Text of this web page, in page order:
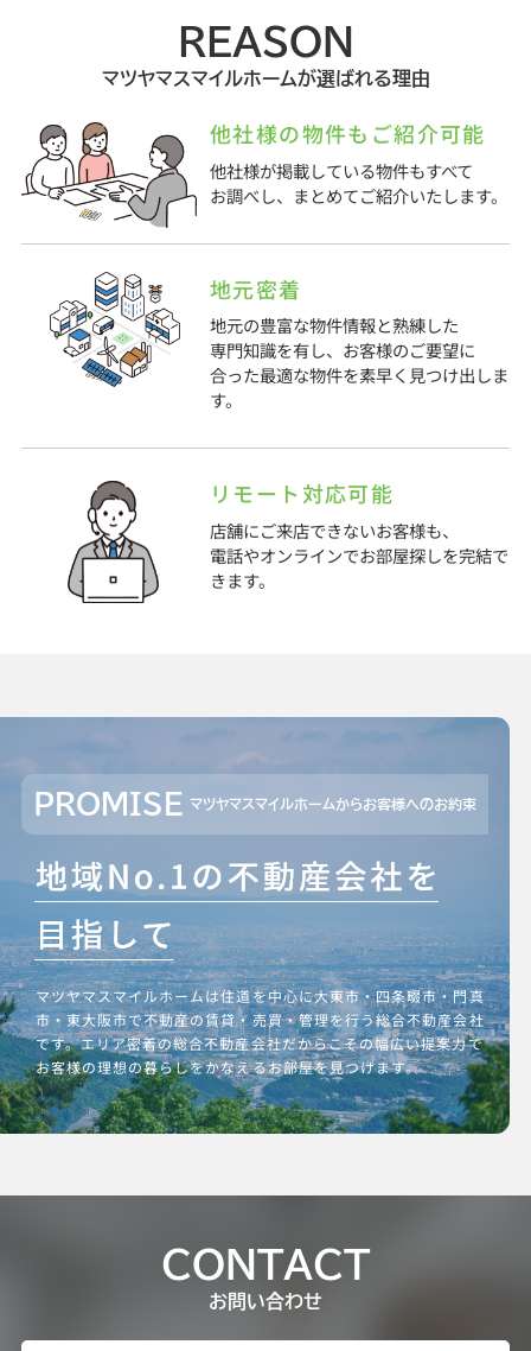
REASON
マツヤマスマイルホームが選ばれる理由
他社様の物件もご紹介可能
他社様が掲載している物件もすべて
お調べし、まとめてご紹介いたします。
地元密着
地元の豊富な物件情報と熟練した
専門知識を有し、お客様のご要望に
合った最適な物件を素早く見つけ出しま
す。
リモート対応可能
店舗にご来店できないお客様も、
電話やオンラインでお部屋探しを完結で
きます。
PROMISE マツヤマスマイルホームからお客様へのお約束
マツヤマスマイルホームは住道を中心に大東市・四条畷市・門真
市・東大阪市で不動産の賃貸・売買・管理を行う総合不動産会社
です。エリア密着の総合不動産会社だからこその幅広い提案力で
お客様の理想の暮らしをかなえるお部屋を見つけます。
CONTACT
お問い合わせ